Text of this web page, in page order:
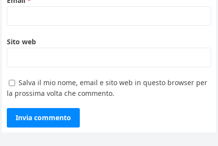
Sito web
Salva il mio nome, email e sito web in questo browser per
la prossima volta che commento.